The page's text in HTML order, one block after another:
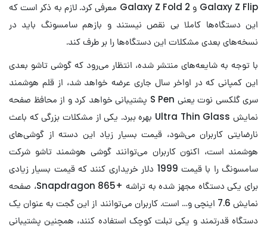
Galaxy Z Flip و Galaxy Z Fold 2 معرفی کرد. لازم به ذکر است که
این دستگاه‌ها کاملا بی نقص نیستند و بازهم سامسونگ باید در
نسخه‌های بعدی مشکلات این دستگاه‌ها را بر طرف کند.
با توجه به شایعه‌های منتشر شده، انتظار می‌رود که گوشی تاشو بعدی
این کمپانی که در اواخر سال جاری عرضه خواهد شد، از قلم هوشمند
سری گلکسی نوت یعنی S Pen پشتیبانی خواهد کرد و از محافظ صفحه
نمایش Ultra Thin Glass بهره ببرد. یکی از مشکلات بزرگی که باعث
نارضایتی کاربران می‌شود، قیمت بسیار زیاد این دسته از گوشی‌های
هوشمند است، اکنون کاربران می‌توانند گوشی هوشمند تاشو شرکت
سامسونگ را با قیمت 1999 دلار خریداری کنند که قیمت بسیار زیادی
برای یکی دستگاه مجهز شده به تراشه +Snapdragon 865، صفحه
نمایش 7.6 اینچی و… است. کاربران می‌توانند از این گجت به عنوان یک
دستگاه قدرتمند و یکی تبلت کوچک استفاده کنند، همچنین پشتیبانی